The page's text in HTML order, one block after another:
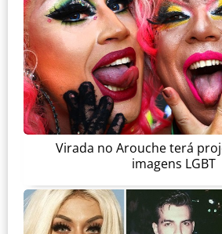
Virada no Arouche terá
imagens LGBT